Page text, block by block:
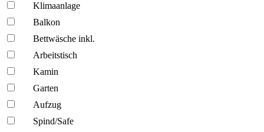
Klima­anlage
Balkon
Bettwäsche inkl.
Arbeitstisch
Kamin
Garten
Aufzug
Spind/Safe